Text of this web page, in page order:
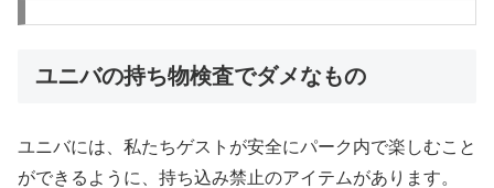
ユニバの持ち物検査でダメなもの
ユニバには、私たちゲストが安全にパーク内で楽しむこと
ができるように、持ち込み禁止のアイテムがあります。